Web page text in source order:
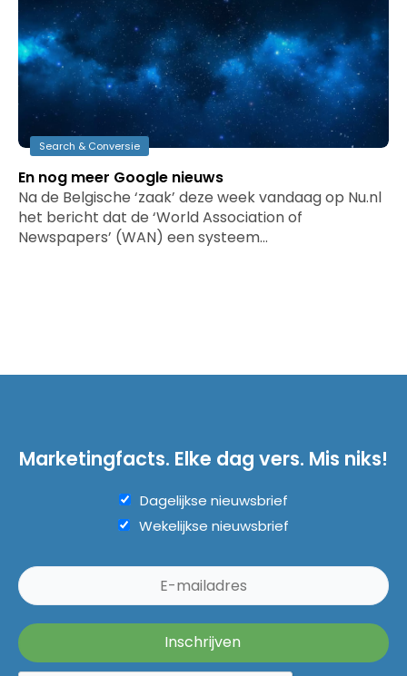
Search & Conversie
En nog meer Google nieuws
Na de Belgische ‘zaak’ deze week vandaag op Nu.nl
het bericht dat de ‘World Association of
Newspapers’ (WAN) een systeem…
Marketingfacts. Elke dag vers. Mis niks!
Dagelijkse nieuwsbrief
Wekelijkse nieuwsbrief